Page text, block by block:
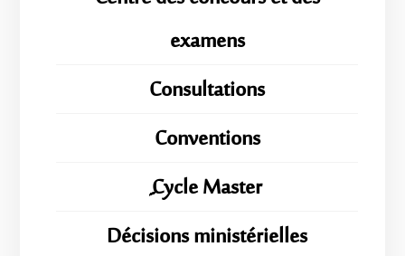
examens
Consultations
Conventions
ِِِCycle Master
Décisions ministérielles